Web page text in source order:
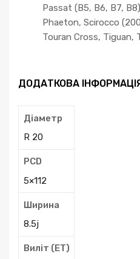
Passat (B5, B6, B7,
Phaeton, Scirocco
Touran Cross, Tiguan,
ДОДАТКОВА ІНФОРМАЦІЯ
Діаметр
R 20
PCD
5×112
Ширина
8.5j
Виліт (ЕТ)